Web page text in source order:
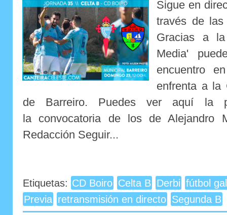
Sigue en
través de
Gracias a
Media'
encuentro
enfrenta a la
de Barreiro. Puedes ver aquí la
la convocatoria de los de Alejandro
Redacción Seguir...
Etiquetas: CD Boiro Celta B Derbi fútbol
Previa retransmisión en directo Segunda B